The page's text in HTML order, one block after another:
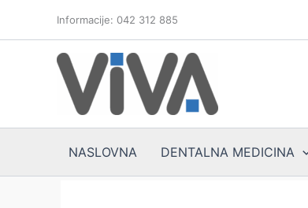
Informacije: 042 312 885
NASLOVNA DENTALNA MEDICINA